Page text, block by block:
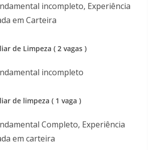
incompleto, Experiência
em Carteira
de Limpeza ( 2 vagas )
incompleto
de limpeza ( 1 vaga )
Completo, Experiência
em carteira